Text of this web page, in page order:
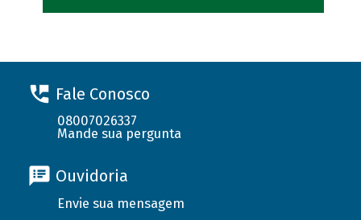
Fale Conosco
08007026337
Mande sua pergunta
Ouvidoria
Envie sua mensagem